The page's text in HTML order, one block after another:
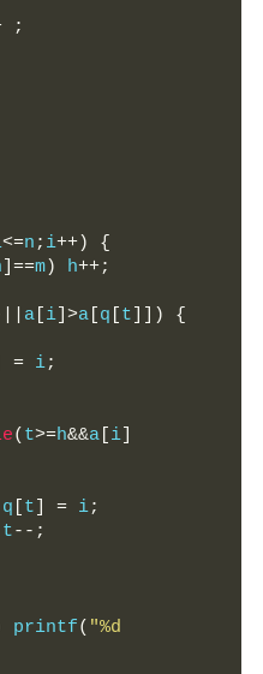
;
<=n ; i++)
{
]==m) h++;
a i ]>a q t ]])
{
= i;
( t>=h&&a i
                 q
t = i;
                 t
--;
printf( "%d